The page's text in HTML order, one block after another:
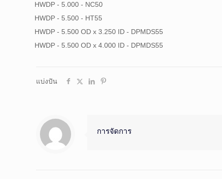
HWDP - 5.000 - NC50
HWDP - 5.500 - HT55
HWDP - 5.500 OD x 3.250 ID - DPMDS55
HWDP - 5.500 OD x 4.000 ID - DPMDS55
แบ่งปัน
การจัดการ